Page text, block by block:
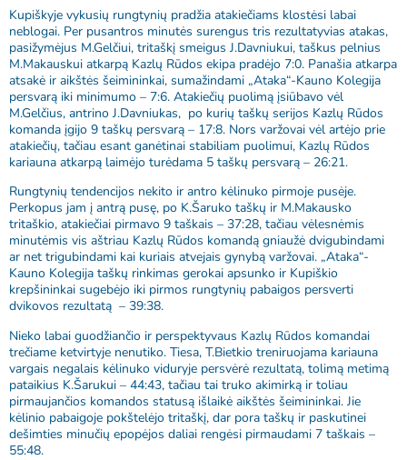
Kupiškyje vykusių rungtynių pradžia atakiečiams klostėsi labai
neblogai. Per pusantros minutės surengus tris rezultatyvias atakas,
pasižymėjus M.Gelčiui, tritaškį smeigus J.Davniukui, taškus pelnius
M.Makauskui atkarpą Kazlų Rūdos ekipa pradėjo 7:0. Panašia atkarpa
atsakė ir aikštės šeimininkai, sumažindami „Ataka“-Kauno Kolegija
persvarą iki minimumo – 7:6. Atakiečių puolimą įsiūbavo vėl
M.Gelčius, antrino J.Davniukas, po kurių taškų serijos Kazlų Rūdos
komanda įgijo 9 taškų persvarą – 17:8. Nors varžovai vėl artėjo prie
atakiečių, tačiau esant ganėtinai stabiliam puolimui, Kazlų Rūdos
kariauna atkarpą laimėjo turėdama 5 taškų persvarą – 26:21.
Rungtynių tendencijos nekito ir antro kėlinuko pirmoje pusėje.
Perkopus jam į antrą pusę, po K.Šaruko taškų ir M.Makausko
tritaškio, atakiečiai pirmavo 9 taškais – 37:28, tačiau vėlesnėmis
minutėmis vis aštriau Kazlų Rūdos komandą gniaužė dvigubindami
ar net trigubindami kai kuriais atvejais gynybą varžovai. „Ataka“-
Kauno Kolegija taškų rinkimas gerokai apsunko ir Kupiškio
krepšininkai sugebėjo iki pirmos rungtynių pabaigos persverti
dvikovos rezultatą – 39:38.
Nieko labai guodžiančio ir perspektyvaus Kazlų Rūdos komandai
trečiame ketvirtyje nenutiko. Tiesa, T.Bietkio treniruojama kariauna
vargais negalais kėlinuko viduryje persvėrė rezultatą, tolimą metimą
pataikius K.Šarukui – 44:43, tačiau tai truko akimirką ir toliau
pirmaujančios komandos statusą išlaikė aikštės šeimininkai. Jie
kėlinio pabaigoje pokštelėjo tritaškį, dar pora taškų ir paskutinei
dešimties minučių epopėjos daliai rengėsi pirmaudami 7 taškais –
55:48.